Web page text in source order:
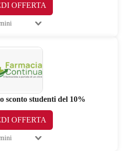
OFFERTA
sconto studenti del 10%
OFFERTA